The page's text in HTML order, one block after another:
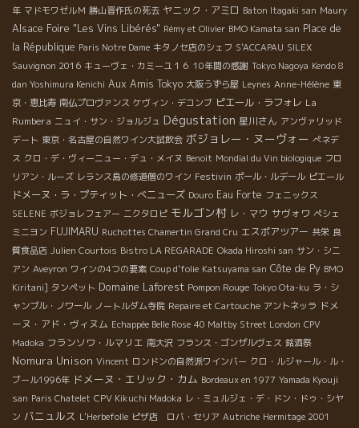
年 マドモワゼルＭ 勝山晋作氏の死去 ヤニック・アミロ Baton Itagaki san Maury
Alsace Foire "Les Vins Libérés" Rémy et Olivier BMO Kamata san Place de
la République Paris Notre Dame キタノセ店のシェフ S'ACCAPAU SILEX
Sauvignon 2016 キューヴェ・カミーユ１６ 10年間の感謝 Tokyo Nagoya Kendo 8
dan Yoshimura Kenichi Aux Amis Tokyo 大阪うずら屋 Leynes Anne-Hélène 東
京・恵比寿 南仏プロヴァンス ケヴィン・デコンブ ピエール・ラフォレ La
Rumbera ニュイ・サン・ジョルジュ Dégustation 星川さん アンヴァリッド
デート 東京・名古屋の自然ワイン大試飲会 ボジョレー・ヌーヴォー ぺネデ
ス クロ・デ・ヴィーニュー・デュ・メイヌ Benoit Mondial du Vin biologique フロ
リアン・ルーズ レランス島の修道僧のワイン Festivin ポール・ルデール ピエール
ドメーヌ・ラ・プティット・べニューズ Douro Eau Forte フェニックス
SELENE ボジョレフェアー ニクタロピ モルゴン村 レ・マウ サヴォワ ペシェ
ミニヨン FUJIMARU Ruchottes Chamertin Grand Cru エスポアツアー 共栄 良
質食品店 Julien Courtois Bistro LA REGARADE Okada Hiroshi san サン・シニ
アン Aveyron ワインの4つの要素 Coup d'folie Katsuyama san Côte de Py BMO
Kiritani] タンペット Domaine Laforest Pompon Rouge Tokyo Ota-ku ラ・シ
ャンブル・ノワール ノートルダム寺院 Repaire et Cartouche アントネッラ ドメ
ーヌ・アド・ヴィヌム Echappée Belle Rose 40 Maltby Street London CPV
Madoka フランソワ・ルマリエ 南大沢 フランス・ゴンザルヴェス 銘酒祭
Nomura Unison Vincent ロンドンの自然派ワインバー クロ・ルジャール・ル・
ブール1996年 ドメーヌ・エリック・カム Bordeaux en 1977 Yamada Kyouji
san Paris Chatelet CPV Kikuchi Madoka レ・ミュルジェ・デ・ドン・ドゥ・シヤ
ン バニュルス L'Herbefolle ピザ店 ロバ・セリア Autriche Hermitage 2001